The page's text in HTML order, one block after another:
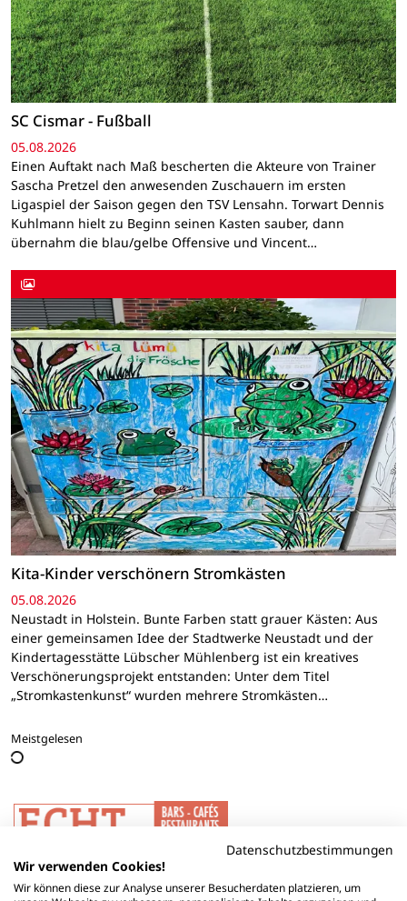
SC Cismar - Fußball
05.08.2026
Einen Auftakt nach Maß bescherten die Akteure von Trainer
Sascha Pretzel den anwesenden Zuschauern im ersten
Ligaspiel der Saison gegen den TSV Lensahn. Torwart Dennis
Kuhlmann hielt zu Beginn seinen Kasten sauber, dann
übernahm die blau/gelbe Offensive und Vincent…
Kita-Kinder verschönern Stromkästen
05.08.2026
Neustadt in Holstein. Bunte Farben statt grauer Kästen: Aus
einer gemeinsamen Idee der Stadtwerke Neustadt und der
Kindertagesstätte Lübscher Mühlenberg ist ein kreatives
Verschönerungsprojekt entstanden: Unter dem Titel
„Stromkastenkunst“ wurden mehrere Stromkästen…
Meistgelesen
Datenschutzbestimmungen
Wir verwenden Cookies!
Wir können diese zur Analyse unserer Besucherdaten platzieren, um